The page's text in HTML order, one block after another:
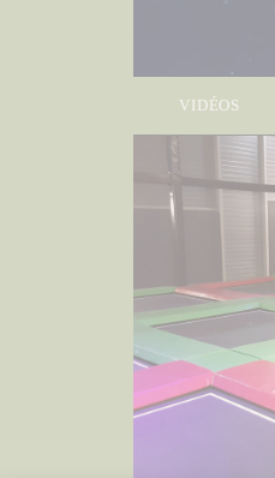
VIDÉOS
GALAXY